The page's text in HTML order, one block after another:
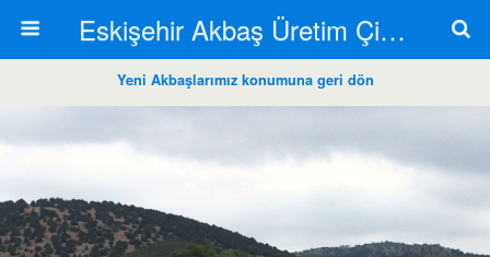
Eskişehir Akbaş Üretim Çiftliği
Yeni Akbaşlarımız konumuna geri dön